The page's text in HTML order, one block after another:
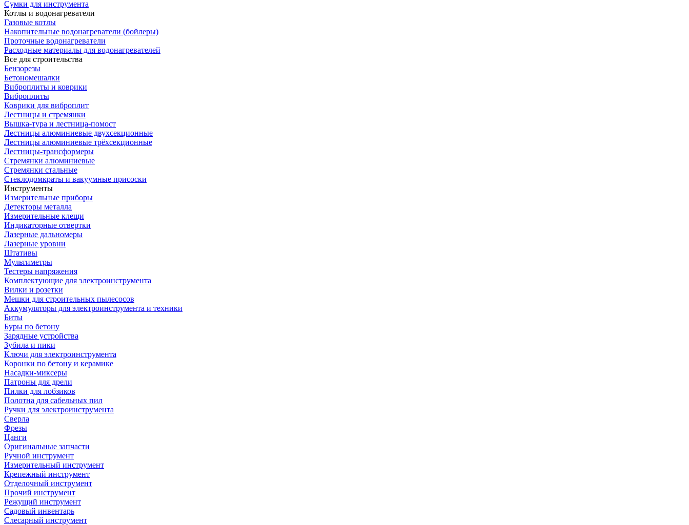
Сумки для инструмента
Котлы и водонагреватели
Газовые котлы
Накопительные водонагреватели (бойлеры)
Проточные водонагреватели
Расходные материалы для водонагревателей
Все для строительства
Бензорезы
Бетономешалки
Виброплиты и коврики
Виброплиты
Коврики для виброплит
Лестницы и стремянки
Вышка-тура и лестница-помост
Лестницы алюминиевые двухсекционные
Лестницы алюминиевые трёхсекционные
Лестницы-трансформеры
Стремянки алюминиевые
Стремянки стальные
Стеклодомкраты и вакуумные присоски
Инструменты
Измерительные приборы
Детекторы металла
Измерительные клещи
Индикаторные отвертки
Лазерные дальномеры
Лазерные уровни
Штативы
Мультиметры
Тестеры напряжения
Комплектующие для электроинструмента
Вилки и розетки
Мешки для строительных пылесосов
Аккумуляторы для электроинструмента и техники
Биты
Буры по бетону
Зарядные устройства
Зубила и пики
Ключи для электроинструмента
Коронки по бетону и керамике
Насадки-миксеры
Патроны для дрели
Пилки для лобзиков
Полотна для сабельных пил
Ручки для электроинструмента
Сверла
Фрезы
Цанги
Оригинальные запчасти
Ручной инструмент
Измерительный инструмент
Крепежный инструмент
Отделочный инструмент
Прочий инструмент
Режущий инструмент
Садовый инвентарь
Слесарный инструмент